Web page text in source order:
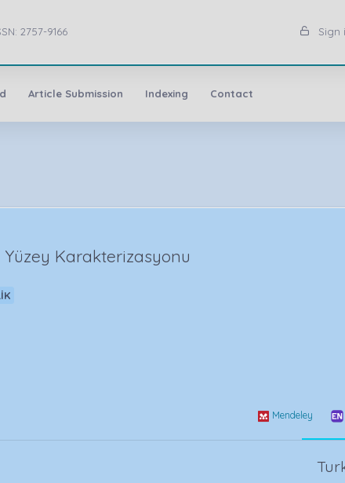
2757-9166 Sign
Article Submission Indexing Contact
Karakterizasyonu
Mendeley